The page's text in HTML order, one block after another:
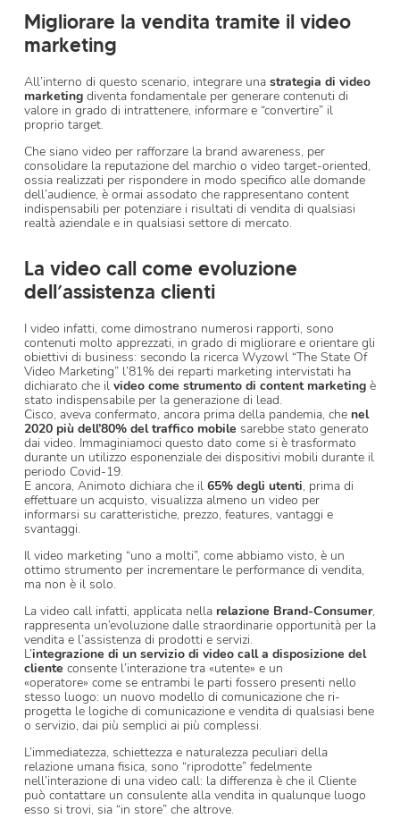
Migliorare la vendita tramite il video
marketing
All’interno di questo scenario, integrare una strategia di video
marketing diventa fondamentale per generare contenuti di
valore in grado di intrattenere, informare e “convertire” il
proprio target.
Che siano video per rafforzare la brand awareness, per
consolidare la reputazione del marchio o video target-oriented,
ossia realizzati per rispondere in modo specifico alle domande
dell’audience, è ormai assodato che rappresentano content
indispensabili per potenziare i risultati di vendita di qualsiasi
realtà aziendale e in qualsiasi settore di mercato.
La video call come evoluzione
dell’assistenza clienti
I video infatti, come dimostrano numerosi rapporti, sono
contenuti molto apprezzati, in grado di migliorare e orientare gli
obiettivi di business: secondo la ricerca Wyzowl “The State Of
Video Marketing” l’81% dei reparti marketing intervistati ha
dichiarato che il video come strumento di content marketing è
stato indispensabile per la generazione di lead.
Cisco, aveva confermato, ancora prima della pandemia, che nel
2020 più dell’80% del traffico mobile sarebbe stato generato
dai video. Immaginiamoci questo dato come si è trasformato
durante un utilizzo esponenziale dei dispositivi mobili durante il
periodo Covid-19.
E ancora, Animoto dichiara che il 65% degli utenti, prima di
effettuare un acquisto, visualizza almeno un video per
informarsi su caratteristiche, prezzo, features, vantaggi e
svantaggi.
Il video marketing “uno a molti”, come abbiamo visto, è un
ottimo strumento per incrementare le performance di vendita,
ma non è il solo.
La video call infatti, applicata nella relazione Brand-Consumer,
rappresenta un’evoluzione dalle straordinarie opportunità per la
vendita e l’assistenza di prodotti e servizi.
L’integrazione di un servizio di video call a disposizione del
cliente consente l’interazione tra «utente» e un
«operatore» come se entrambi le parti fossero presenti nello
stesso luogo: un nuovo modello di comunicazione che ri-
progetta le logiche di comunicazione e vendita di qualsiasi bene
o servizio, dai più semplici ai più complessi.
L’immediatezza, schiettezza e naturalezza peculiari della
relazione umana fisica, sono “riprodotte” fedelmente
nell’interazione di una video call: la differenza è che il Cliente
può contattare un consulente alla vendita in qualunque luogo
esso si trovi, sia “in store” che altrove.